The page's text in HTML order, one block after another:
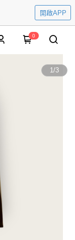
開啟APP
0
1/3